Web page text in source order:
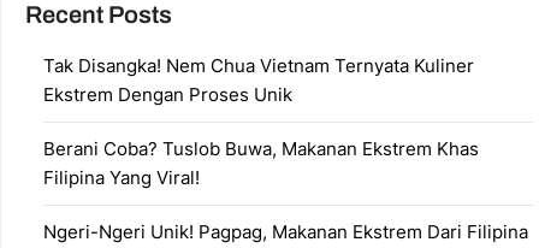
Recent Posts
Tak Disangka! Nem Chua Vietnam Ternyata Kuliner
Ekstrem Dengan Proses Unik
Berani Coba? Tuslob Buwa, Makanan Ekstrem Khas
Filipina Yang Viral!
Ngeri-Ngeri Unik! Pagpag, Makanan Ekstrem Dari Filipina